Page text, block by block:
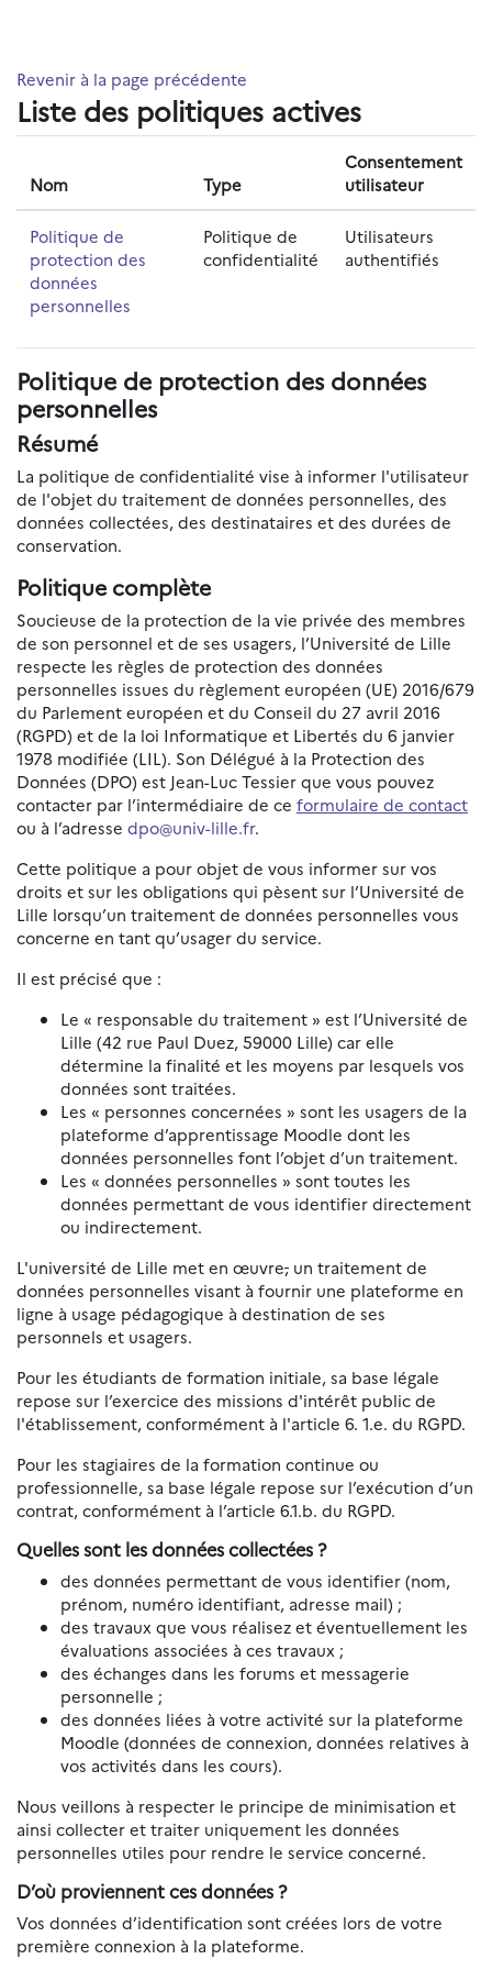
Revenir à la page précédente
Liste des politiques actives
Nom Type
Consentement
utilisateur
Politique de
protection des
données
personnelles
Politique de
confidentialité
Utilisateurs
authentifiés
Politique de protection des données
personnelles
Résumé
La politique de confidentialité vise à informer l'utilisateur
de l'objet du traitement de données personnelles, des
données collectées, des destinataires et des durées de
conservation.
Politique complète
Soucieuse de la protection de la vie privée des membres
de son personnel et de ses usagers, l’Université de Lille
respecte les règles de protection des données
personnelles issues du règlement européen (UE) 2016/679
du Parlement européen et du Conseil du 27 avril 2016
(RGPD) et de la loi Informatique et Libertés du 6 janvier
1978 modifiée (LIL). Son Délégué à la Protection des
Données (DPO) est Jean-Luc Tessier que vous pouvez
contacter par l’intermédiaire de ce formulaire de contact
ou à l’adresse dpo@univ-lille.fr.
Cette politique a pour objet de vous informer sur vos
droits et sur les obligations qui pèsent sur l’Université de
Lille lorsqu’un traitement de données personnelles vous
concerne en tant qu’usager du service.
Il est précisé que :
Le « responsable du traitement » est l’Université de
Lille (42 rue Paul Duez, 59000 Lille) car elle
détermine la finalité et les moyens par lesquels vos
données sont traitées.
Les « personnes concernées » sont les usagers de la
plateforme d’apprentissage Moodle dont les
données personnelles font l’objet d’un traitement.
Les « données personnelles » sont toutes les
données permettant de vous identifier directement
ou indirectement.
L'université de Lille met en œuvre, un traitement de
données personnelles visant à fournir une plateforme en
ligne à usage pédagogique à destination de ses
personnels et usagers.
Pour les étudiants de formation initiale, sa base légale
repose sur l’exercice des missions d'intérêt public de
l'établissement, conformément à l'article 6. 1.e. du RGPD.
Pour les stagiaires de la formation continue ou
professionnelle, sa base légale repose sur l’exécution d’un
contrat, conformément à l’article 6.1.b. du RGPD.
Quelles sont les données collectées ?
des données permettant de vous identifier (nom,
prénom, numéro identifiant, adresse mail) ;
des travaux que vous réalisez et éventuellement les
évaluations associées à ces travaux ;
des échanges dans les forums et messagerie
personnelle ;
des données liées à votre activité sur la plateforme
Moodle (données de connexion, données relatives à
vos activités dans les cours).
Nous veillons à respecter le principe de minimisation et
ainsi collecter et traiter uniquement les données
personnelles utiles pour rendre le service concerné.
D’où proviennent ces données ?
Vos données d’identification sont créées lors de votre
première connexion à la plateforme.